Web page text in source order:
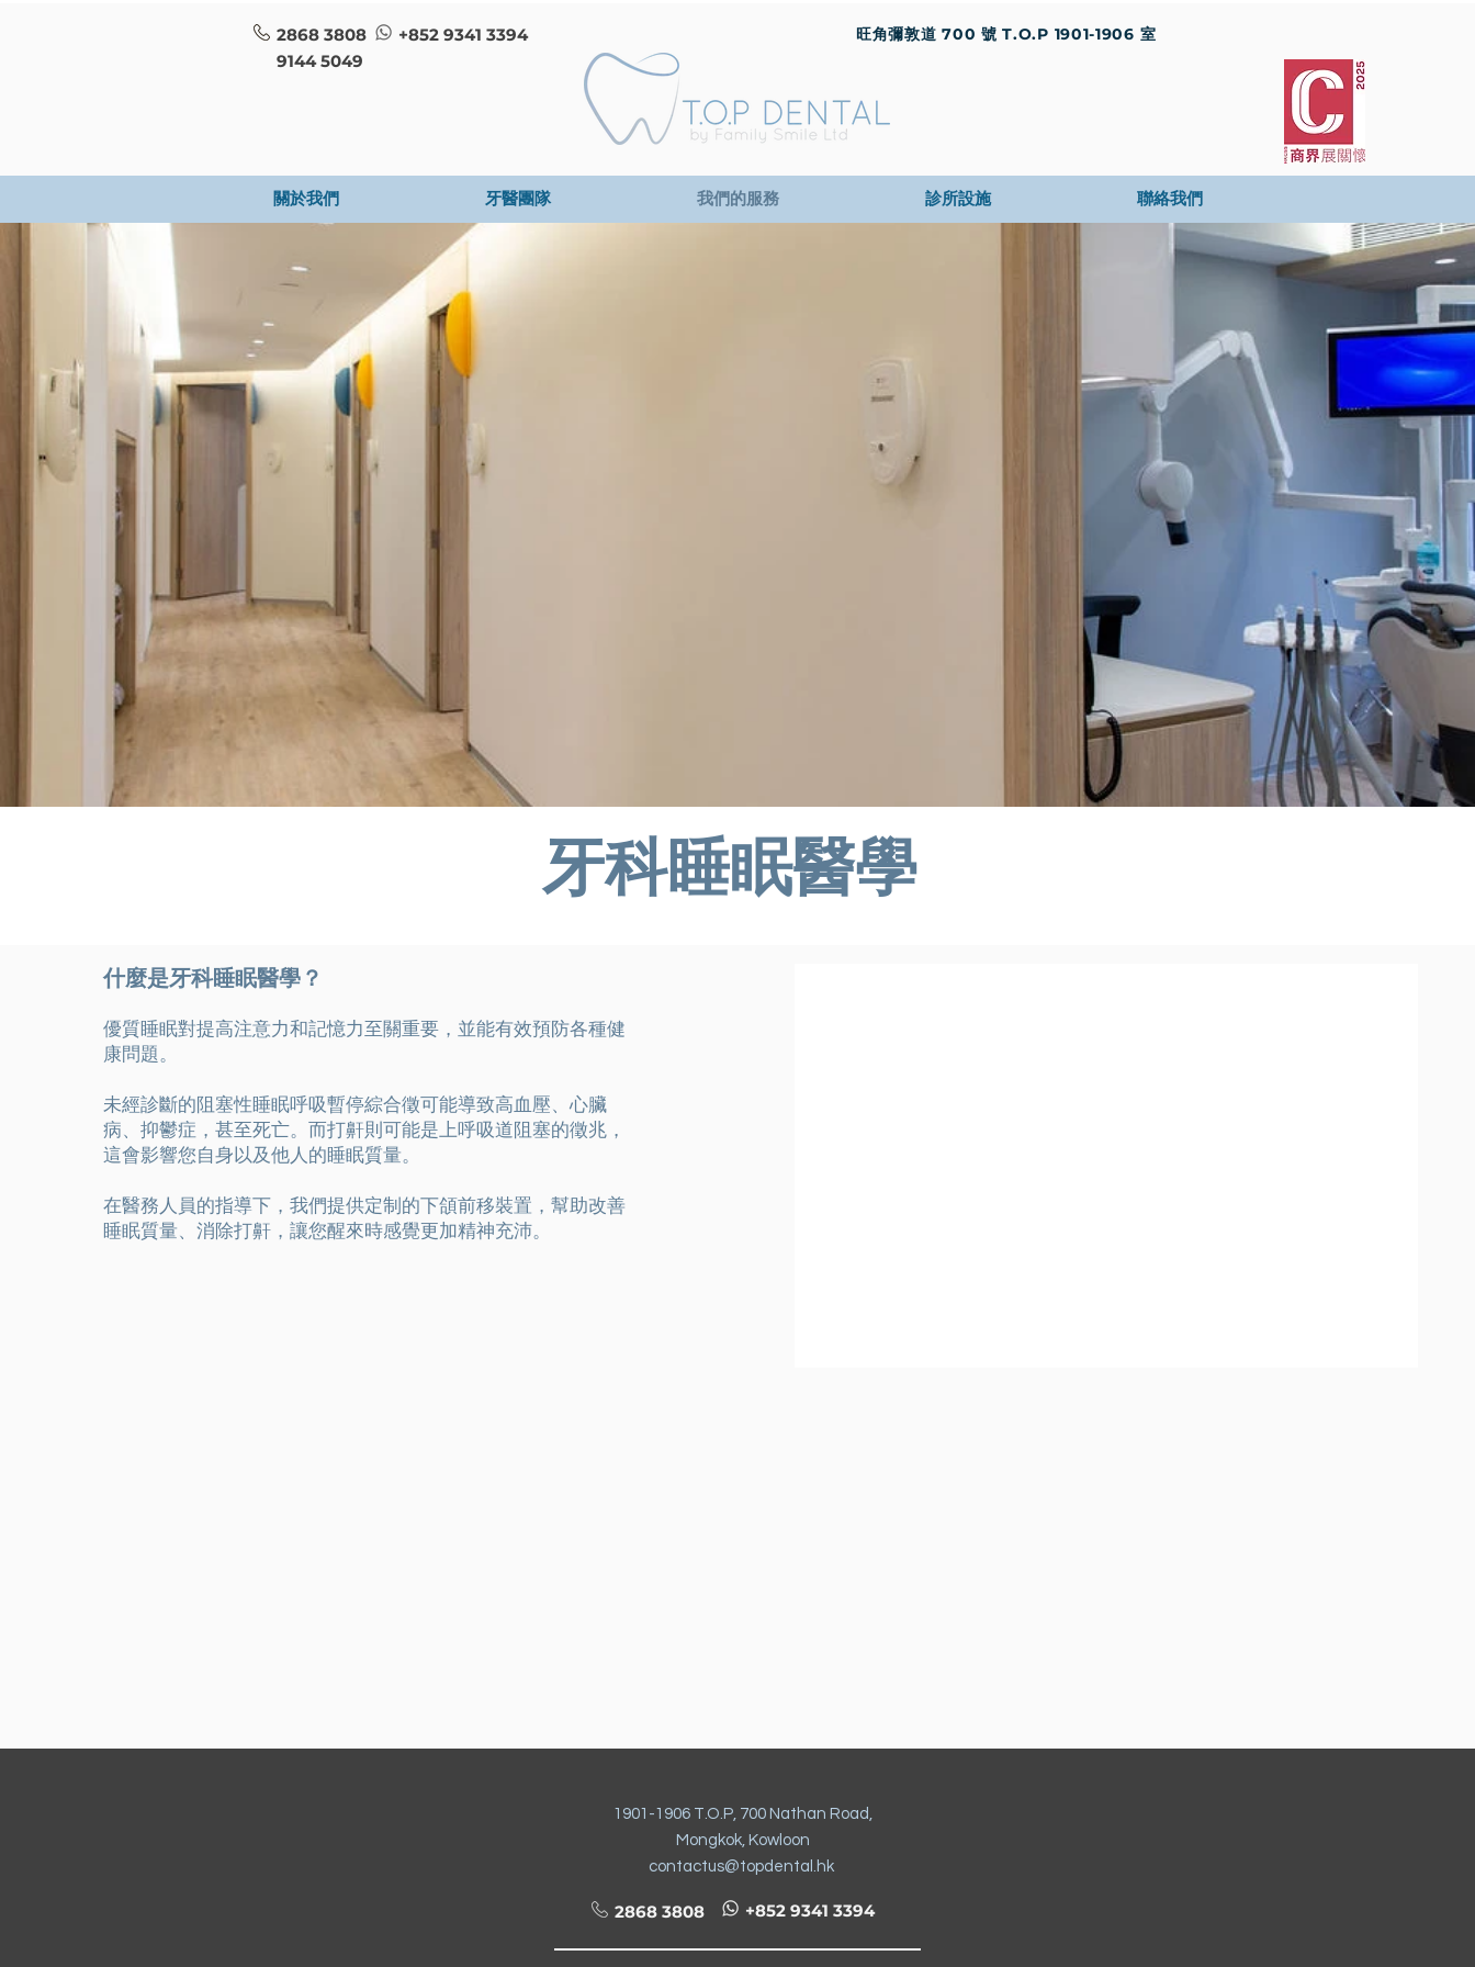
2868 3808
+852 9341 3394
9144 5049
旺角彌敦道 700 號 T.O.P 1901-1906 室
關於我們 牙醫團隊 我們的服務 診所設施 聯絡我們
牙科睡眠醫學
什麼是牙科睡眠醫學？
優質睡眠對提高注意力和記憶力至關重要，並能有效預防各種健
康問題。
未經診斷的阻塞性睡眠呼吸暫停綜合徵可能導致高血壓、心臟
病、抑鬱症，甚至死亡。而打鼾則可能是上呼吸道阻塞的徵兆，
這會影響您自身以及他人的睡眠質量。
在醫務人員的指導下，我們提供定制的下頜前移裝置，幫助改善
睡眠質量、消除打鼾，讓您醒來時感覺更加精神充沛。
1901-1906 T.O.P, 700 Nathan Road,
Mongkok, Kowloon
contactus@topdental.hk
2868 3808 +852 9341 3394